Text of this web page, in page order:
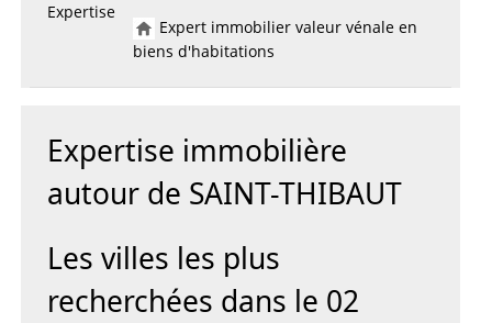
Expertise
Expert immobilier valeur vénale en
biens d'habitations
Expertise immobilière
autour de SAINT-THIBAUT
Les villes les plus
recherchées dans le 02